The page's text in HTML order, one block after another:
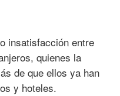
insatisfacción entre
quienes la
de que ellos ya han
y hoteles.